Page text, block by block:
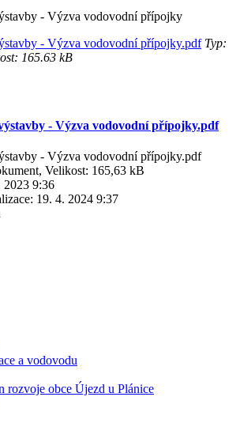
- Výzva vodovodní přípojky
- Výzva vodovodní přípojky.pdfTyp:
165.63 kB
- Výzva vodovodní přípojky.pdf
- Výzva vodovodní přípojky.pdf
Velikost: 165,63 kB
2023 9:36
19. 4. 2024 9:37
a vodovodu
rozvoje obce Újezd u Plánice